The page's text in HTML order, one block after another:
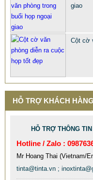
giao
Cột cờ
HỖ TRỢ KHÁCH
HỖ TRỢ THÔNG
Hotline / Zalo :
Mr Hoang Thai (Vietnam/
tinta@tinta.vn ;